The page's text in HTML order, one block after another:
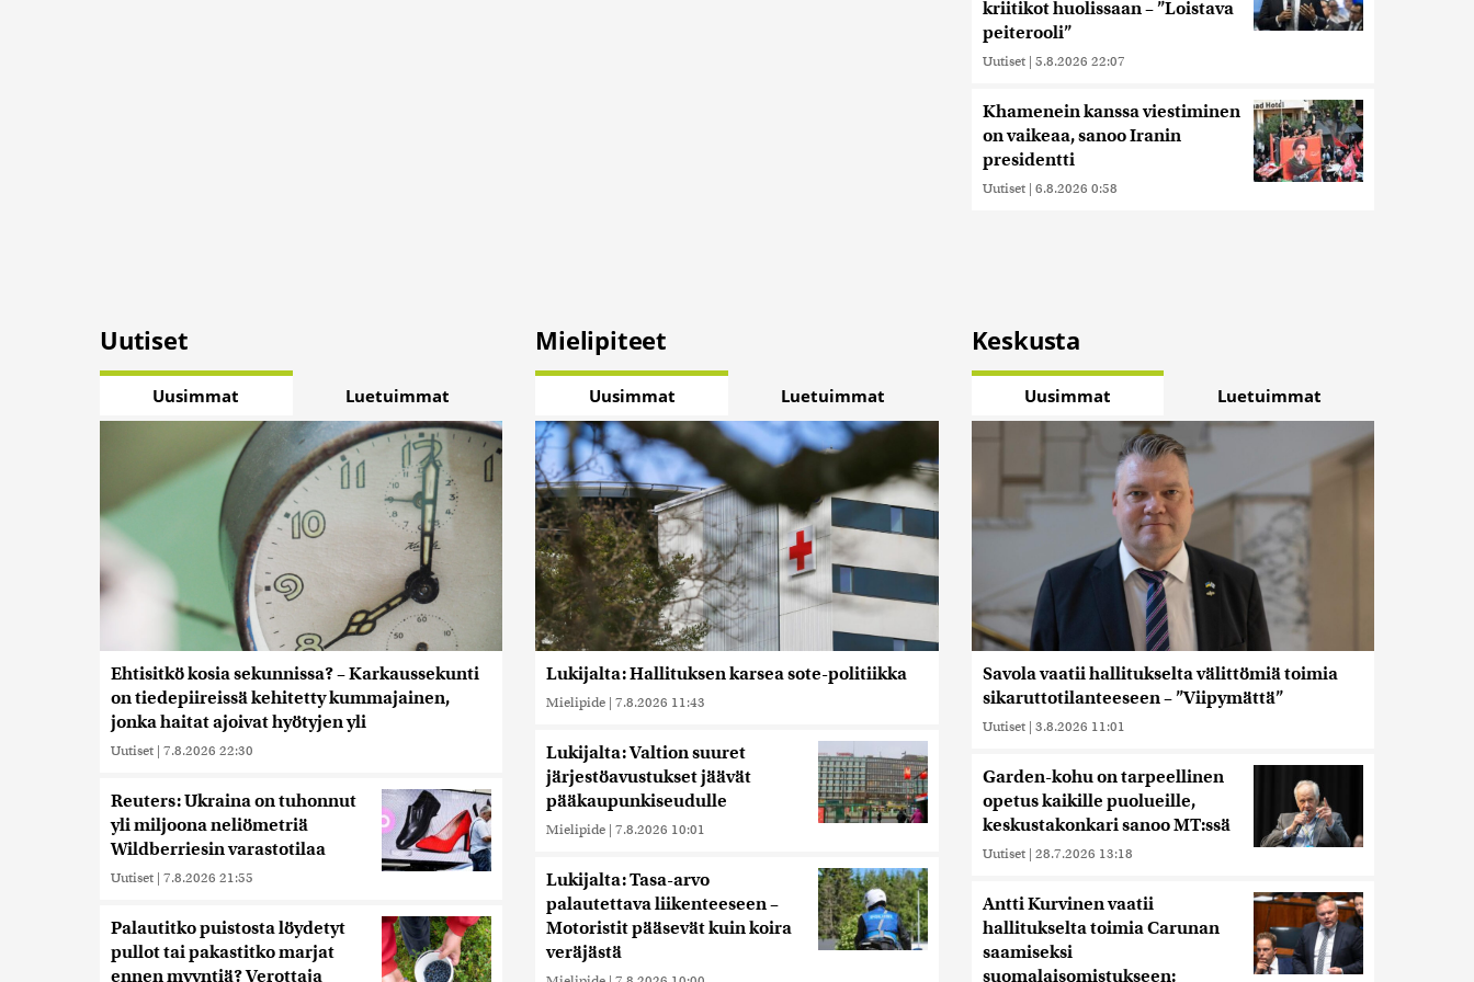
kriitikot huolissaan – ”Loistava
peiterooli”
Uutiset | 5.8.2026 22:07
Khamenein kanssa viestiminen
on vaikeaa, sanoo Iranin
presidentti
Uutiset | 6.8.2026 0:58
Uutiset
Uusimmat Luetuimmat
Ehtisitkö kosia sekunnissa? – Karkaussekunti
on tiedepiireissä kehitetty kummajainen,
jonka haitat ajoivat hyötyjen yli
Uutiset | 7.8.2026 22:30
Reuters: Ukraina on tuhonnut
yli miljoona neliömetriä
Wildberriesin varastotilaa
Uutiset | 7.8.2026 21:55
Palautitko puistosta löydetyt
pullot tai pakastitko marjat
ennen myyntiä? Verottaja
Mielipiteet
Uusimmat Luetuimmat
Lukijalta: Hallituksen karsea sote-politiikka
Mielipide | 7.8.2026 11:43
Lukijalta: Valtion suuret
järjestöavustukset jäävät
pääkaupunkiseudulle
Mielipide | 7.8.2026 10:01
Lukijalta: Tasa-arvo
palautettava liikenteeseen –
Motoristit pääsevät kuin koira
veräjästä
Keskusta
Uusimmat Luetuimmat
Savola vaatii hallitukselta välittömiä toimia
sikaruttotilanteeseen – ”Viipymättä”
Uutiset | 3.8.2026 11:01
Garden-kohu on tarpeellinen
opetus kaikille puolueille,
keskustakonkari sanoo MT:ssä
Uutiset | 28.7.2026 13:18
Antti Kurvinen vaatii
hallitukselta toimia Carunan
saamiseksi
suomalaisomistukseen: